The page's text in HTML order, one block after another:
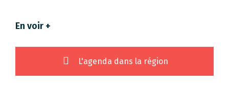
10 août
34° 18°
En voir +
L'agenda dans la région